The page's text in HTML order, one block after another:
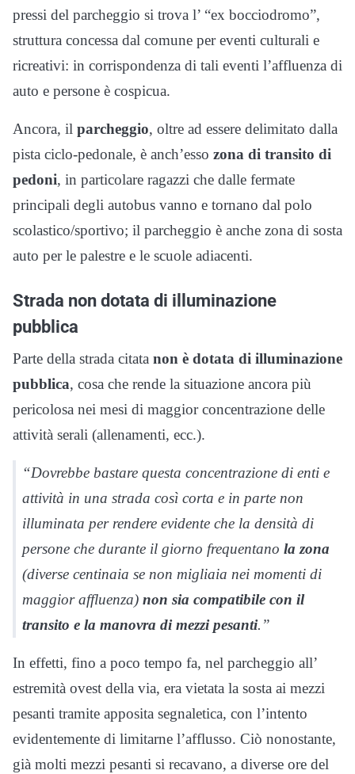
pressi del parcheggio si trova l’ “ex bocciodromo”,
struttura concessa dal comune per eventi culturali e
ricreativi: in corrispondenza di tali eventi l’affluenza di
auto e persone è cospicua.
Ancora, il parcheggio, oltre ad essere delimitato dalla
pista ciclo-pedonale, è anch’esso zona di transito di
pedoni, in particolare ragazzi che dalle fermate
principali degli autobus vanno e tornano dal polo
scolastico/sportivo; il parcheggio è anche zona di sosta
auto per le palestre e le scuole adiacenti.
Strada non dotata di illuminazione
pubblica
Parte della strada citata non è dotata di illuminazione
pubblica, cosa che rende la situazione ancora più
pericolosa nei mesi di maggior concentrazione delle
attività serali (allenamenti, ecc.).
“Dovrebbe bastare questa concentrazione di enti e
attività in una strada così corta e in parte non
illuminata per rendere evidente che la densità di
persone che durante il giorno frequentano la zona
(diverse centinaia se non migliaia nei momenti di
maggior affluenza) non sia compatibile con il
transito e la manovra di mezzi pesanti.”
In effetti, fino a poco tempo fa, nel parcheggio all’
estremità ovest della via, era vietata la sosta ai mezzi
pesanti tramite apposita segnaletica, con l’intento
evidentemente di limitarne l’afflusso. Ciò nonostante,
già molti mezzi pesanti si recavano, a diverse ore del